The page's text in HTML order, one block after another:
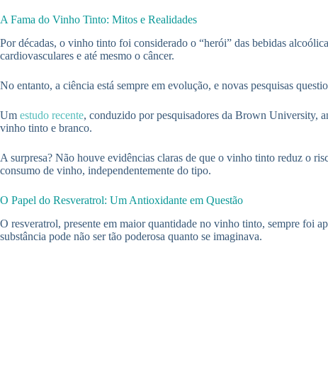
A Fama do Vinho Tinto: Mitos e Realidades
Por décadas, o vinho tinto foi considerado o “herói” das bebidas
cardiovasculares e até mesmo o câncer.
No entanto, a ciência está sempre em evolução, e novas pesquisas
Um estudo recente, conduzido por pesquisadores da Brown University,
vinho tinto e branco.
A surpresa? Não houve evidências claras de que o vinho tinto reduz o
consumo de vinho, independentemente do tipo.
O Papel do Resveratrol: Um Antioxidante em Questão
O resveratrol, presente em maior quantidade no vinho tinto, sempre foi
substância pode não ser tão poderosa quanto se imaginava.